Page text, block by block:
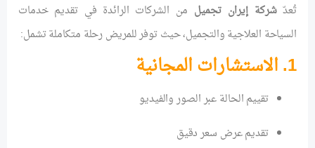
تُعدّشركة إيران تجميل من الشركات الرائدة في تقديم خدمات
السياحة العلاجية والتجميل، حيث توفر للمريض رحلة متكاملة تشمل:
1. الاستشارات المجانية
تقييم الحالة عبر الصور والفيديو
تقديم عرض سعر دقيق